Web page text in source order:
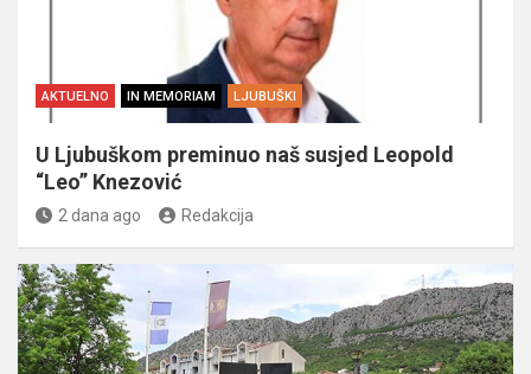
AKTUELNO IN MEMORIAM LJUBUŠKI
U Ljubuškom preminuo naš susjed Leopold
“Leo” Knezović
2 dana ago Redakcija